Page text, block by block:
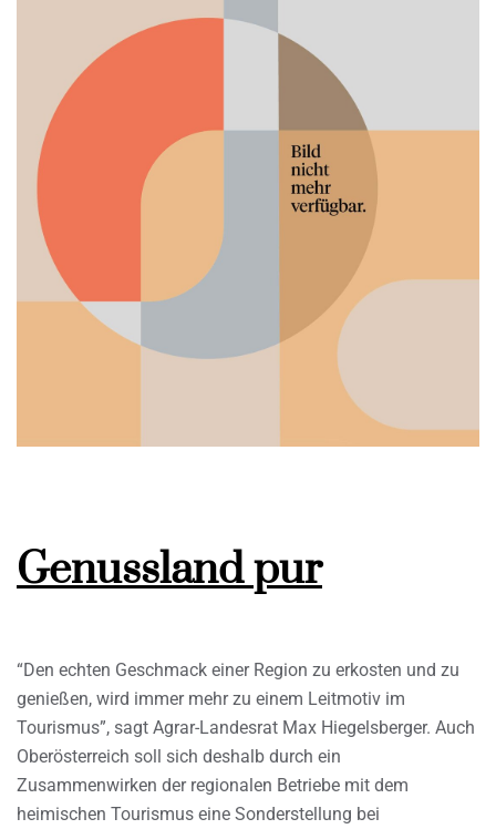
Genussland pur
“Den echten Geschmack einer Region zu erkosten und zu
genießen, wird immer mehr zu einem Leitmotiv im
Tourismus”, sagt Agrar-Landesrat Max Hiegelsberger. Auch
Oberösterreich soll sich deshalb durch ein
Zusammenwirken der regionalen Betriebe mit dem
heimischen Tourismus eine Sonderstellung bei